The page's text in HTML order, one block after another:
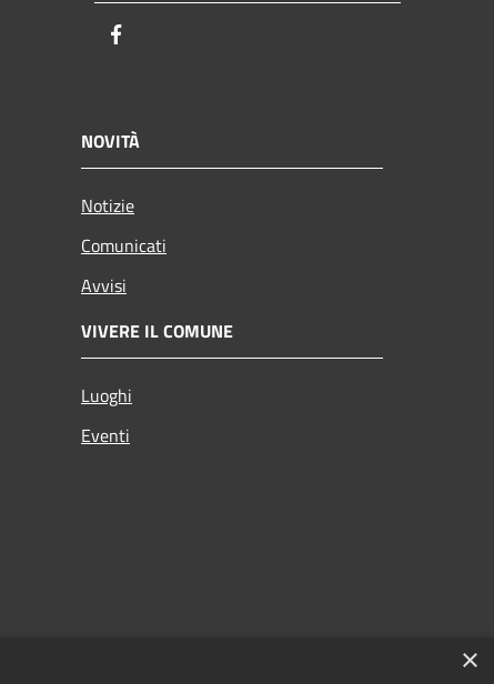
NOVITÀ
Notizie
Comunicati
Avvisi
VIVERE IL COMUNE
Luoghi
Eventi
×